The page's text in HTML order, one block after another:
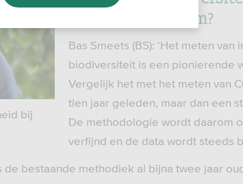
bij
aangepast. Waarom?
Bas Smeets (BS): ‘Het meten van
biodiversiteit is een pionierende
Vergelijk het met het meten van
tien jaar geleden, maar dan een
De methodologie wordt daarom
verfijnd en de data wordt steeds
bestaande methodiek al bijna twee jaar